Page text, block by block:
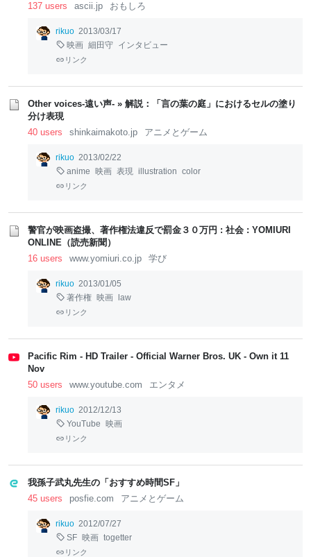
137 users
ascii.jp おもしろ
rikuo 2013/03/17
映画 細田守 インタビュー
リンク
Other voices-遠い声- » 解説：「言の葉の庭」におけるセルの塗り
分け表現
40 users
shinkaimakoto.jp アニメとゲーム
rikuo 2013/02/22
anime
映画 表現 illustration color
リンク
警官が映画盗撮、著作権法違反で罰金３０万円 : 社会 : YOMIURI
ONLINE（読売新聞）
16 users
www.yomiuri.co.jp 学び
rikuo 2013/01/05
著作権 映画 law
リンク
Pacific Rim - HD Trailer - Official Warner Bros. UK - Own it 11
Nov
50 users
www.youtube.com エンタメ
rikuo 2012/12/13
YouTube
映画
リンク
我孫子武丸先生の「おすすめ時間SF」
45 users
posfie.com アニメとゲーム
rikuo 2012/07/27
SF 映画 togetter
リンク